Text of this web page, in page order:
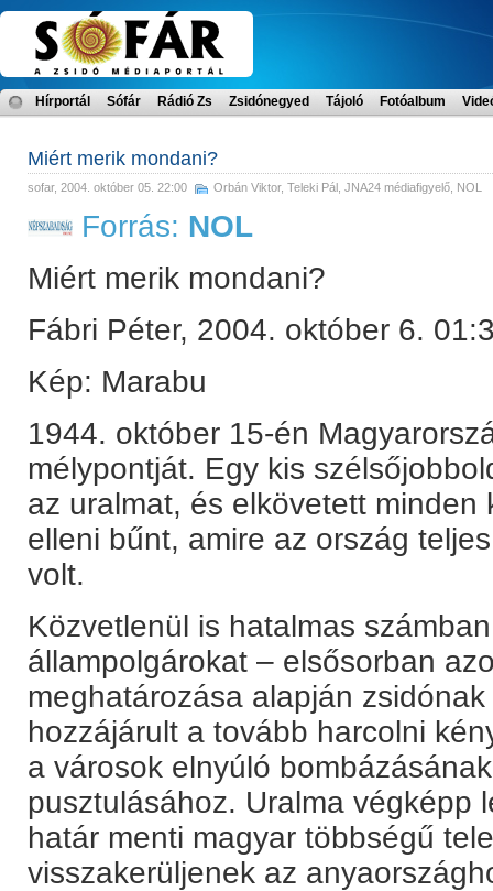
Hírportál Sófár Rádió Zs Zsidónegyed Tájoló Fotóalbum
Miért merik mondani?
sofar, 2004. október 05. 22:00 Orbán Viktor, Teleki Pál JNA24 médiafigyelő NOL
Forrás: NOL
Miért merik mondani?
Fábri Péter, 2004. október 6.
Kép: Marabu
1944. október 15-én
mélypontját. Egy kis
az uralmat, és elkövetett
elleni bűnt, amire az ország
volt.
Közvetlenül is hatalmas
állampolgárokat – elsősorban
meghatározása alapján
hozzájárult a tovább harcolni
a városok elnyúló
pusztulásához. Uralma végképp
határ menti magyar többségű
visszakerüljenek az